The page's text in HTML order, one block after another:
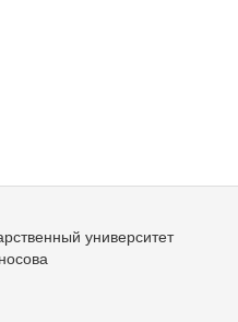
университет